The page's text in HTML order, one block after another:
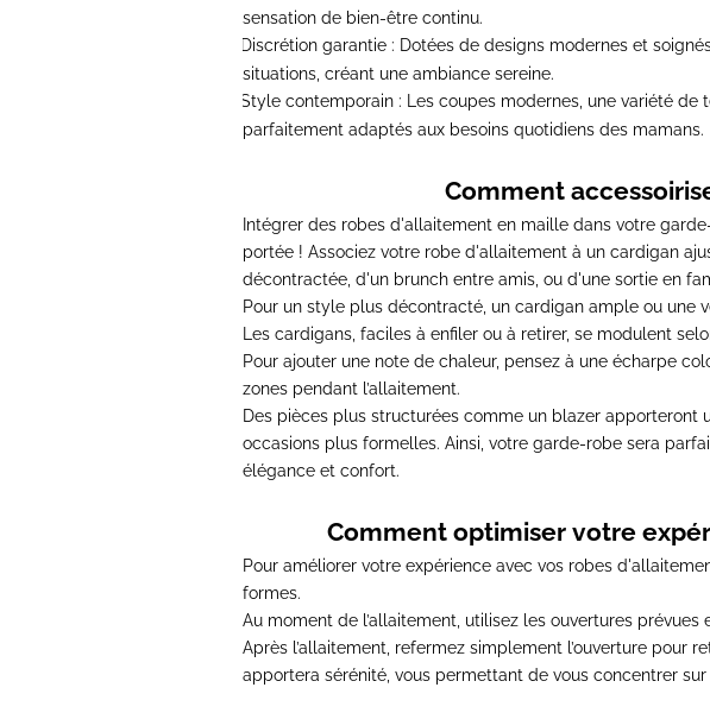
sensation de bien-être continu.
Discrétion garantie : Dotées de designs modernes et
situations, créant une ambiance sereine.
Style contemporain : Les coupes modernes, une variété de
parfaitement adaptés aux besoins quotidiens des mamans.
Comment
Intégrer des robes d'allaitement en maille dans votre
portée ! Associez votre robe d'allaitement à un cardigan
décontractée, d'un brunch entre amis, ou d'une sortie en
Pour un style plus décontracté, un cardigan ample ou une
Les cardigans, faciles à enfiler ou à retirer, se modulent
Pour ajouter une note de chaleur, pensez à une écharpe
zones pendant l’allaitement.
Des pièces plus structurées comme un blazer apporteront
occasions plus formelles. Ainsi, votre garde-robe sera
élégance et confort.
Comment optimiser votre
Pour améliorer votre expérience avec vos robes
formes.
Au moment de l’allaitement, utilisez les ouvertures prévues
Après l’allaitement, refermez simplement l’ouverture pour
apportera sérénité, vous permettant de vous concentrer